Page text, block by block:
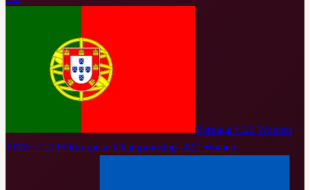
Portugal U22 Women
TIME // 22:00European Championship U22 Women